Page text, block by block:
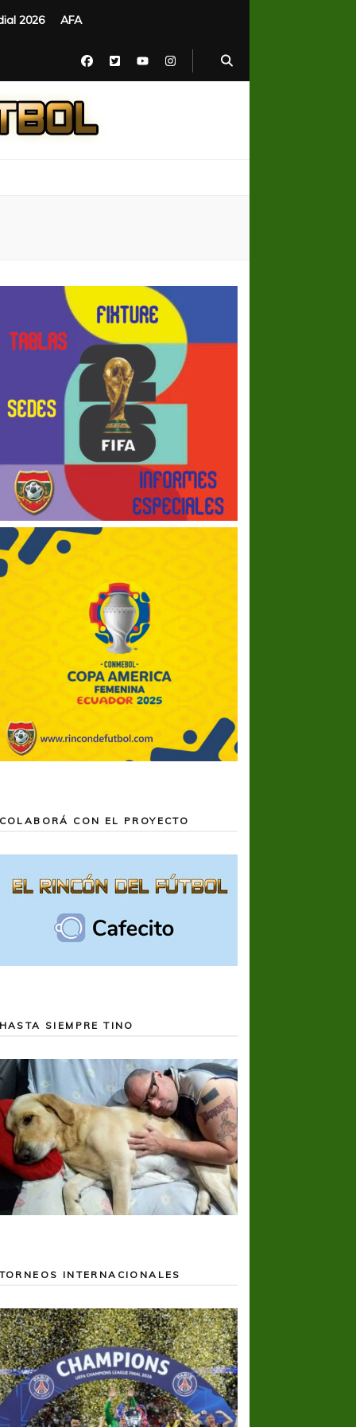
2026 AFA
COLABORÁ CON EL PROYECTO
HASTA SIEMPRE TINO
TORNEOS INTERNACIONALES